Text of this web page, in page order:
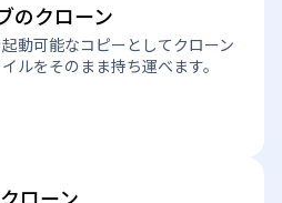
のクローン
動可能なコピーとしてクローン
ルをそのまま持ち運べます。